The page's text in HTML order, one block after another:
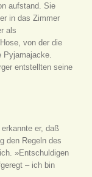
aufstand. Sie
in das Zimmer
als
von der die
Pyjamajacke.
entstellten seine
er, daß
den Regeln des
»Entschuldigen
– ich bin